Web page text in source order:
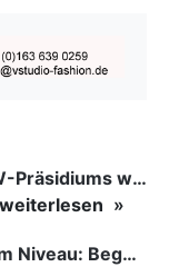
Erreichbarkeit des TBW-Präsidiums während der GOC 2026
weiterlesen
Tanzsport auf höchstem Niveau: Begeisterung bei den Turnieren in…